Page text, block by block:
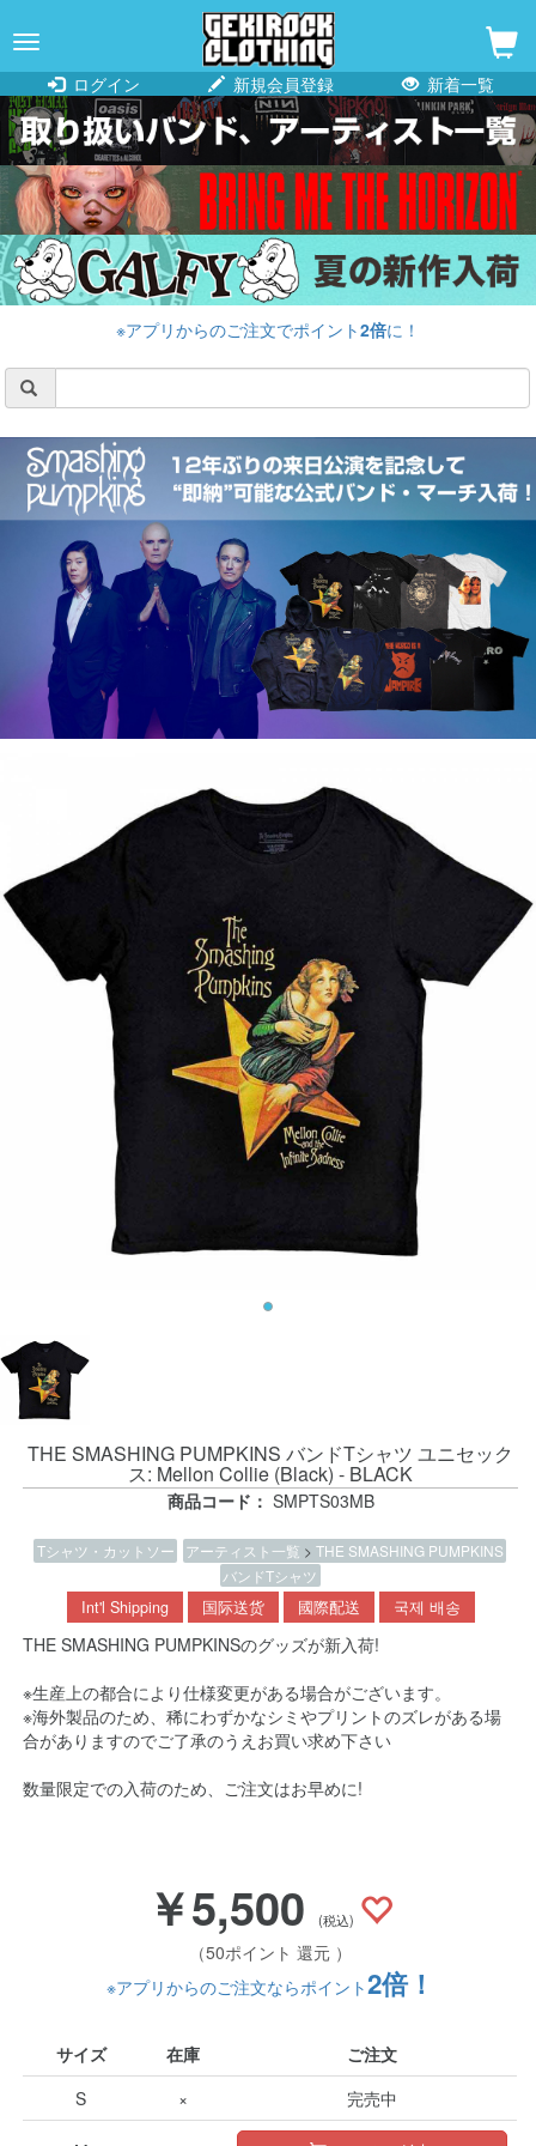
navigation
ログイン
新規会員登録 新着一覧
※アプリからのご注文でポイント2倍に！
THE SMASHING PUMPKINS バンドTシャツ ユニセック
ス: Mellon Collie (Black) - BLACK
商品コード： SMPTS03MB
Tシャツ・カットソー アーティスト一覧 >THE SMASHING PUMPKINS
バンドTシャツ
Int'l Shipping 国际送货 國際配送 국제 배송
THE SMASHING PUMPKINSのグッズが新入荷!
※生産上の都合により仕様変更がある場合がございます。
※海外製品のため、稀にわずかなシミやプリントのズレがある場
合がありますのでご了承のうえお買い求め下さい
数量限定での入荷のため、ご注文はお早めに!
￥5,500 (税込)
（50ポイント 還元 ）
※アプリからのご注文ならポイント2倍！
サイズ 在庫
ご注文
S
× 完売中